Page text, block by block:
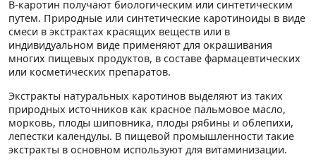
B-каротин получают биологическим или синтетическим
путем. Природные или синтетические каротиноиды в виде
смеси в экстрактах красящих веществ или в
индивидуальном виде применяют для окрашивания
многих пищевых продуктов, в составе фармацевтических
или косметических препаратов.
Экстракты натуральных каротинов выделяют из таких
природных источников как красное пальмовое масло,
морковь, плоды шиповника, плоды рябины и облепихи,
лепестки календулы. В пищевой промышленности такие
экстракты в основном используют для витаминизации.